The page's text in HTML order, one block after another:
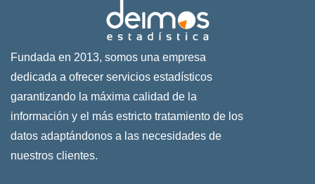
Fundada en 2013, somos una empresa
dedicada a ofrecer servicios estadísticos
garantizando la máxima calidad de la
información y el más estricto tratamiento de los
datos adaptándonos a las necesidades de
nuestros clientes.